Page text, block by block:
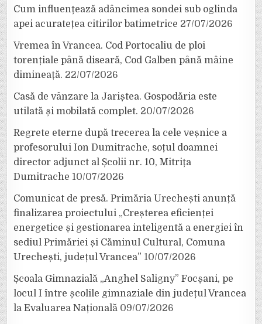
Cum influențează adâncimea sondei sub oglinda
apei acuratețea citirilor batimetrice 27/07/2026
Vremea în Vrancea. Cod Portocaliu de ploi
torențiale până diseară, Cod Galben până mâine
dimineață. 22/07/2026
Casă de vânzare la Jariștea. Gospodăria este
utilată și mobilată complet. 20/07/2026
Regrete eterne după trecerea la cele veșnice a
profesorului Ion Dumitrache, soțul doamnei
director adjunct al Școlii nr. 10, Mitrița
Dumitrache 10/07/2026
Comunicat de presă. Primăria Urechești anunță
finalizarea proiectului „Creșterea eficienței
energetice și gestionarea inteligentă a energiei în
sediul Primăriei și Căminul Cultural, Comuna
Urechești, județul Vrancea” 10/07/2026
Școala Gimnazială „Anghel Saligny” Focșani, pe
locul I între școlile gimnaziale din județul Vrancea
la Evaluarea Națională 09/07/2026